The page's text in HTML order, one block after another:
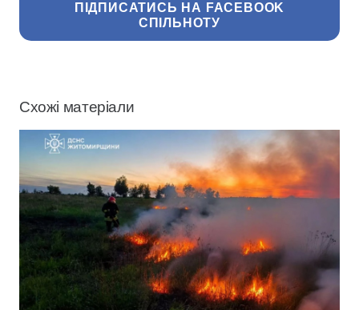
ПІДПИСАТИСЬ НА FACEBOOK
СПІЛЬНОТУ
Схожі матеріали